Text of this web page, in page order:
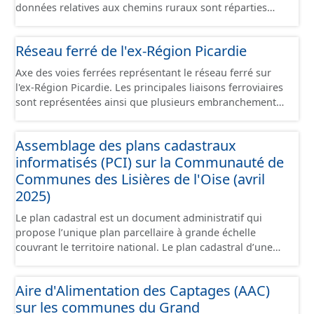
données relatives aux chemins ruraux sont réparties
générales du chemin (longueur, largeur, etc.). - Secteurs :
les informations générales du chemin et données
relevées sur le terrain. - Éléments : les éléments naturels
relevés sur les chemins (bois, talus, bande enherbée,
etc.). - Observations : les observations relevées sur les
- Plantations : proposition de plantation de haies (haie
basse, haie mixte, etc.).
Réseau ferré de l'ex-Région Picardie
Axe des voies ferrées représentant le réseau ferré sur
l'ex-Région Picardie. Les principales liaisons ferroviaires
sont représentées ainsi que plusieurs embranchements
sont désaffectées mais sont toujours physiquement
présentes sur le terrain.
Assemblage des plans cadastraux
informatisés (PCI) sur la Communauté de
Communes des Lisières de l'Oise (avril
2025)
Le plan cadastral est un document administratif qui
propose l’unique plan parcellaire à grande échelle
couvrant le territoire national. Le plan cadastral d’une
communément appelées « feuilles de plan ». La parcelle
est l’unité cadastrale de base. C’est un terrain d’un seul
Aire d'Alimentation des Captages (AAC)
sur les communes du Grand